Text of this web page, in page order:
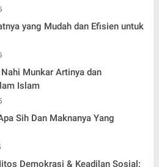
yang Mudah dan Efisien untuk
Munkar Artinya dan
Islam
Sih Dan Maknanya Yang
Demokrasi & Keadilan Sosial: